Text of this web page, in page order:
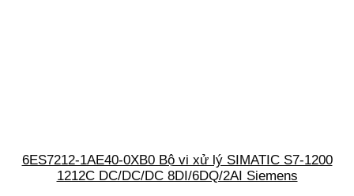
6ES7212-1AE40-0XB0 Bộ vi xử lý SIMATIC S7-1200
1212C DC/DC/DC 8DI/6DQ/2AI Siemens